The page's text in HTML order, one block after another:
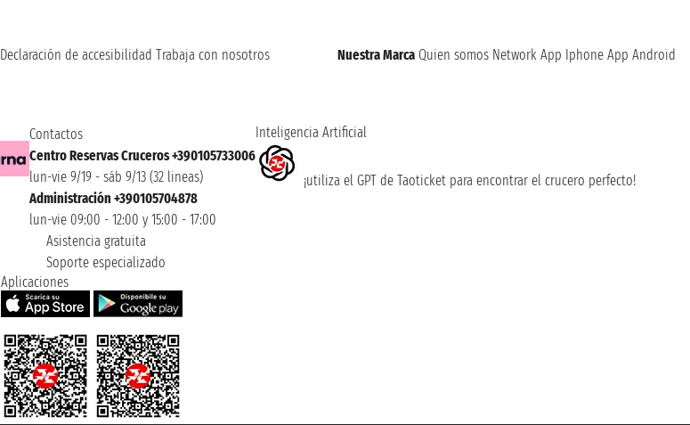
Declaración de accesibilidad Trabaja con nosotros Nuestra Marca Quien somos Network App Iphone App Android
Contactos
Centro Reservas Cruceros +390105733006
lun-vie 9/19 - sáb 9/13 (32 lineas)
Administración +390105704878
lun-vie 09:00 - 12:00 y 15:00 - 17:00
Asistencia gratuita
Soporte especializado
Inteligencia Artificial
¡utiliza el GPT de Taoticket para encontrar el crucero perfecto!
Aplicaciones